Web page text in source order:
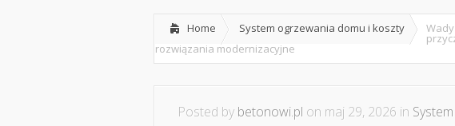
Home System ogrzewania domu i koszty
rozwiązania modernizacyjne
Posted by betonowi.pl on maj 29, 2026 in